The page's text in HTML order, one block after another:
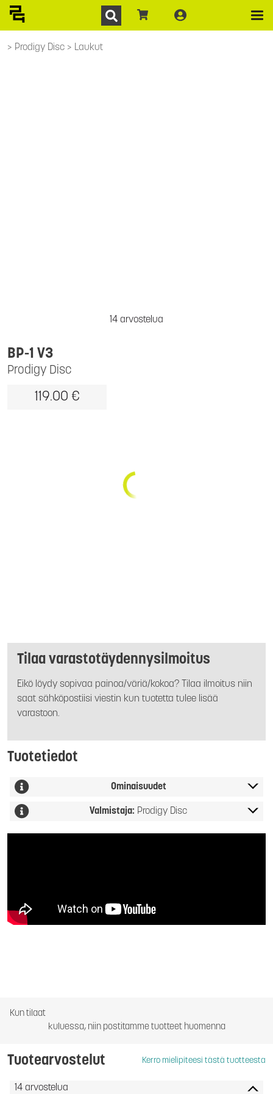
Prodigy Disc Laukut
14 arvostelua
Prodigy Disc
BP-1 V3
119.00 €
Tilaa varastotäydennysilmoitus
Eikö löydy sopivaa painoa/väriä/kokoa? Tilaa ilmoitus niin
saat sähköpostiisi viestin kun tuotetta tulee lisää
varastoon.
Tuotetiedot
Ominaisuudet
Valmistaja: Prodigy Disc
Kun tilaat
kuluessa, niin postitamme tuotteet huomenna
Tuotearvostelut Kerro mielipiteesi tästä tuotteesta
14 arvostelua